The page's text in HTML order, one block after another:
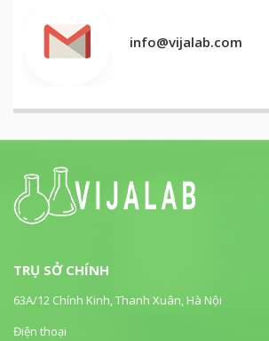
info@vijalab.com
TRỤ SỞ CHÍNH
63A/12 Chính Kinh, Thanh Xuân, Hà Nội
Điện thoại